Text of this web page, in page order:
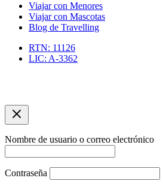
Viajar con Menores
Viajar con Mascotas
Blog de Travelling
RTN: 11126
LIC: A-3362
Nombre de usuario o correo electrónico
Contraseña